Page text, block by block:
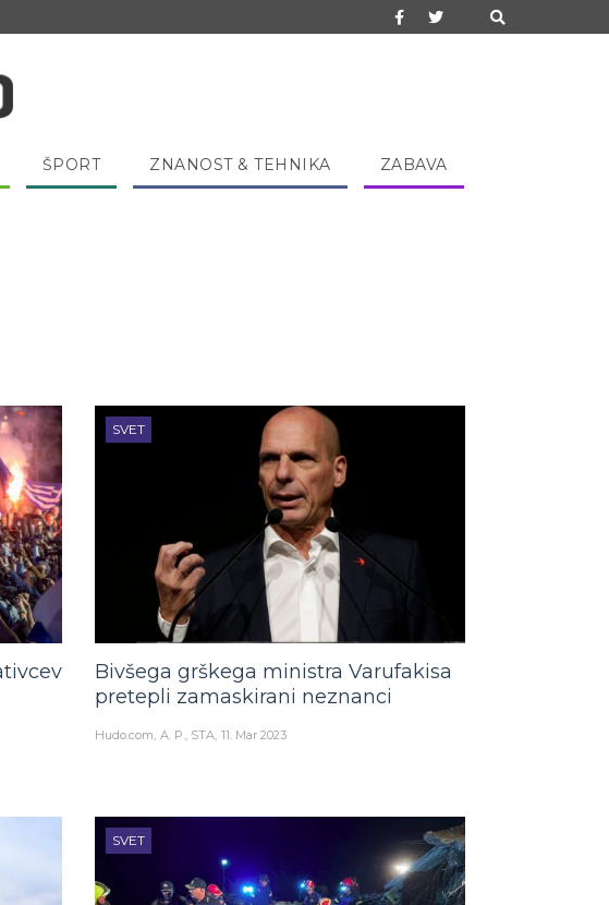
ŠPORT ZNANOST & TEHNIKA ZABAVA
SVET
Bivšega grškega ministra Varufakisa
pretepli zamaskirani neznanci
Hudo.com A. P., STA 11. Mar 2023
SVET